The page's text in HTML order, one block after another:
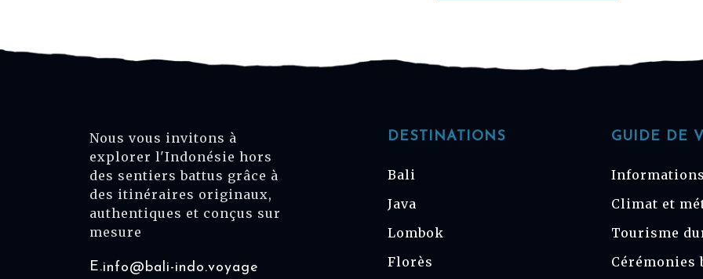
Nous vous invitons à
explorer l'Indonésie hors
des sentiers battus grâce à
des itinéraires originaux,
authentiques et conçus sur
mesure
E.info@bali-indo.voyage
DESTINATIONS
Bali
Java
Lombok
Florès
GUIDE DE
Climat et
Tourisme
Cérémonies